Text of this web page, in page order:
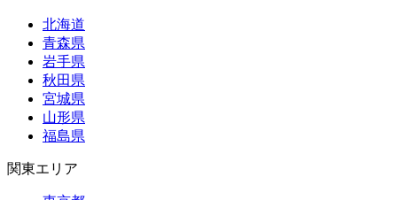
北海道
青森県
岩手県
秋田県
宮城県
山形県
福島県
関東エリア